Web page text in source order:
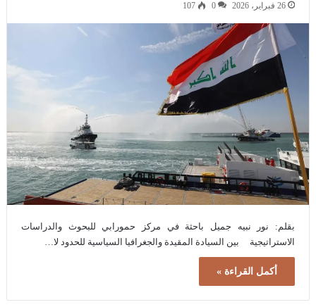
26 فبراير، 2026 0
107
بقلم: نور نبيه جميل باحثة في مركز حمورابي للبحوث والدراسات
الاستراتيجية بين السيادة المقيدة والجغرافيا السياسية للحدود لا…
أكمل القراءة »